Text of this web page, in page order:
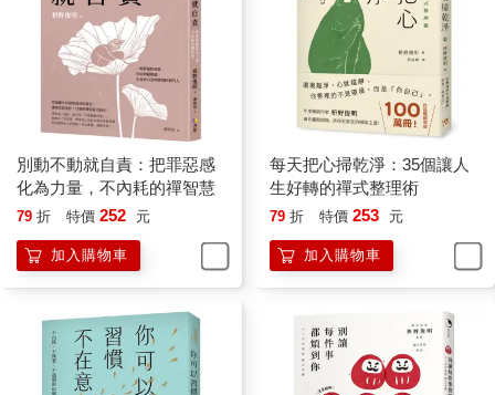
很健康，很希望這樣的生活可以持續下去，不要有任何改變。這
種狀態下，是不是會擔心往壞的方向變化？
但是，「變化」有對自己而言負面的變化，也會有正向的變化。
如果只注意到負面的變化，害怕變化，就會錯過正向的變化。
既然變化一定會出現，那就努力追求正向的變化，人生一定會更
快樂。
有一句話說，「維持現狀就是退步的開始」。
雖然追求正向的變化，挑戰新的事物需要很大的動力，但如果拚
了命只想維持現狀，就等於在原地踏步，無法成長。
明天不會和今天一樣
「祇園精舍鐘聲響，訴盡諸行皆無常。」
眾所周知，這是《平家物語》的第一句話。
被釋迦世尊感化的富有長者所捐贈的祇園精舍內，有一個「無常
堂」，當修行僧死期將近時，就會進入「無常堂」內，走完生命
別動不動就自責：把罪惡感
化為力量，不內耗的禪智慧
79 折 特價 252 元
加入購物車
每天把心掃乾淨：35個讓人
生好轉的禪式整理術
79 折 特價 253 元
加入購物車